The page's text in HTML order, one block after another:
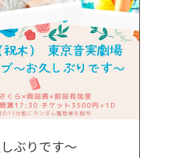
ぶりです～